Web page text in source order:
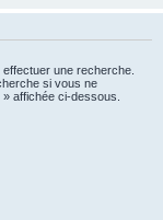
une recherche.
si vous ne
affichée ci-dessous.